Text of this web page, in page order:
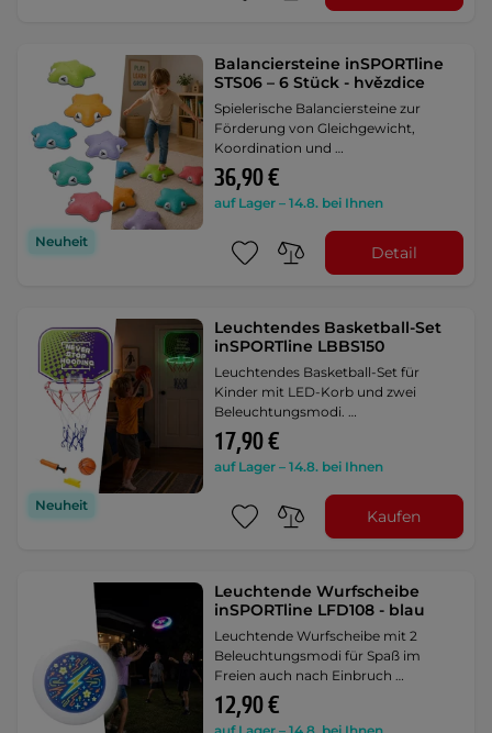
Neuheit
Balanciersteine inSPORTline
STS06 – 6 Stück - hvězdice
Spielerische Balanciersteine zur
Förderung von Gleichgewicht,
Koordination und …
36,90 €
auf Lager – 14.8. bei Ihnen
Detail
Neuheit
Leuchtendes Basketball-Set
inSPORTline LBBS150
Leuchtendes Basketball-Set für
Kinder mit LED-Korb und zwei
Beleuchtungsmodi. …
17,90 €
auf Lager – 14.8. bei Ihnen
Kaufen
Leuchtende Wurfscheibe
inSPORTline LFD108 - blau
Leuchtende Wurfscheibe mit 2
Beleuchtungsmodi für Spaß im
Freien auch nach Einbruch …
12,90 €